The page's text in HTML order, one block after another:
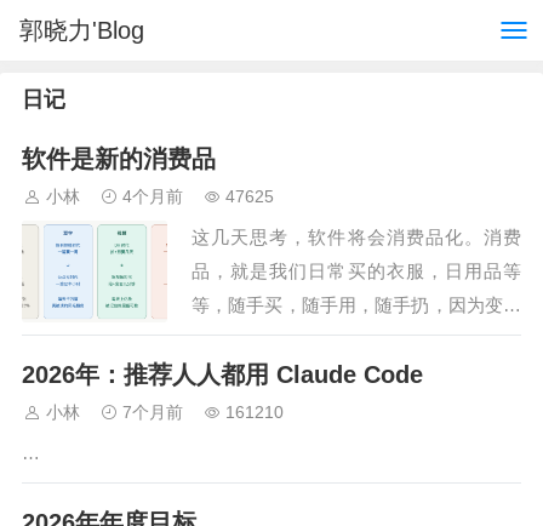
郭晓力'Blog
日记
软件是新的消费品
小林 4个月前 47625
这几天思考，软件将会消费品化。消费
品，就是我们日常买的衣服，日用品等
等，随手买，随手用，随手扔，因为变化
太快，以至于很少有能持续用几年的商
品。在 AI 发展历程中，到现在软件其实
已经消费品化了，虽说不…
2026年：推荐人人都用 Claude Code
小林 7个月前 161210
…